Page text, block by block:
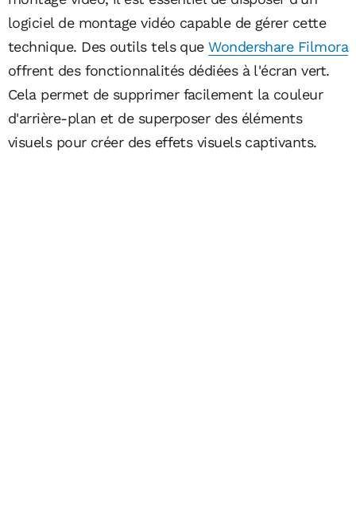
logiciel de montage vidéo capable de gérer cette
technique. Des outils tels queWondershare Filmora
offrent des fonctionnalités dédiées à l'écran vert.
Cela permet de supprimer facilement la couleur
d'arrière-plan et de superposer des éléments
visuels pour créer des effets visuels captivants.